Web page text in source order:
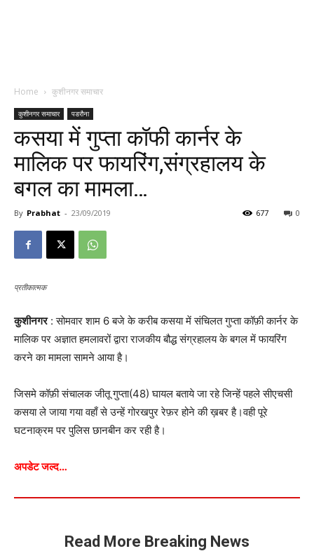
Home कुशीनगर समाचार
कुशीनगर समाचार पडरौना
कसया में गुप्ता कॉफी कार्नर के
मालिक पर फायरिंग,संग्रहालय के
बगल का मामला…
By Prabhat - 23/09/2019 0
677
प्रतीकात्मक
कुशीनगर: सोमवार शाम 6 बजे के करीब कसया में संचिलत गुप्ता कॉफ़ी कार्नर के
मालिक पर अज्ञात हमलावरों द्वारा राजकीय बौद्ध संग्रहालय के बगल में फायरिंग
करने का मामला सामने आया है।
जिसमे कॉफ़ी संचालक जीतू गुप्ता(48) घायल बताये जा रहे जिन्हें पहले सीएचसी
कसया ले जाया गया वहाँ से उन्हें गोरखपुर रेफ़र होने की ख़बर है।वही पूरे
घटनाक्रम पर पुलिस छानबीन कर रही है।
अपडेट जल्द…
Read More Breaking News